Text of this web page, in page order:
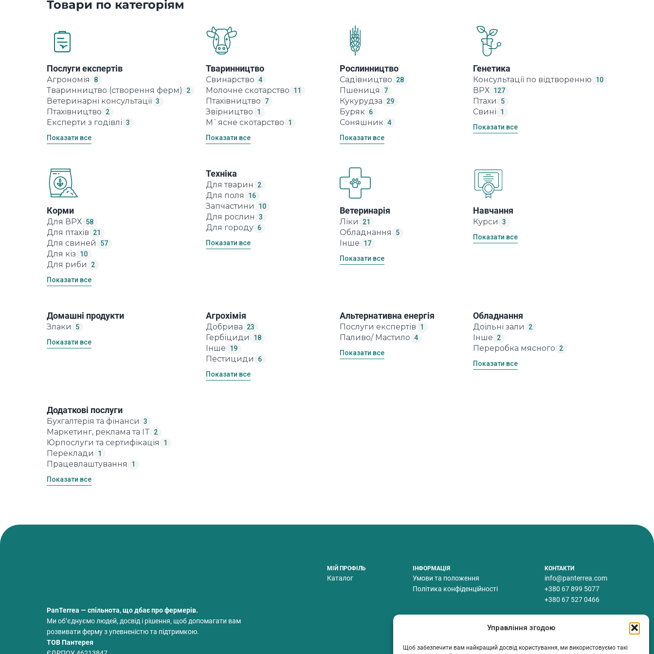
Управління згодою
Щоб забезпечити вам найкращий досвід користування, ми використовуємо такі
Товари по категоріям
Послуги експертів
Агрономія 8
Тваринництво (створення ферм) 2
Ветеринарні консультації 3
Птахівництво 2
Експерти з годівлі 3
Показати все
Тваринництво
Свинарство 4
Молочне скотарство 11
Птахівництво 7
Звірництво 1
М`ясне скотарство
1
Показати все
Рослинництво
Садівництво 28
Пшениця 7
Кукурудза 29
Буряк 6
Соняшник 4
Показати все
Генетика
Консультації по відтворенню 10
ВРХ 127
Птахи 5
Свині
1
Показати все
Корми
Для ВРХ 58
Для птахів 21
Для свиней 57
Для кіз 10
Для риби
2
Показати все
Техніка
Для тварин 2
Для поля 16
Запчастини 10
Для рослин 3
Для городу 6
Показати все
Ветеринарія
Ліки 21
Обладнання 5
Інше
17
Показати все
Навчання
Курси
3
Показати все
Домашні продукти
Злаки
5
Показати все
Агрохімія
Добрива 23
Гербіциди 18
Інше 19
Пестициди
6
Показати все
Альтернативна енергія
Послуги експертів 1
Паливо/ Мастило 4
Показати все
Обладнання
Доїльні зали 2
Інше 2
Переробка мясного
2
Показати все
Додаткові послуги
Бухгалтерія та фінанси 3
Маркетинг, реклама та IT 2
Юрпослуги та сертифікація 1
Переклади 1
Працевлаштування
1
Показати все
PanTerrea — спільнота, що дбає про фермерів.
Ми об’єднуємо людей, досвід і рішення, щоб допомагати вам
розвивати ферму з упевненістю та підтримкою.
ТОВ Пантерея
МІЙ ПРОФІЛЬ
Каталог
ІНФОРМАЦІЯ
Умови та положення
Політика конфіденційності
КОНТАКТИ
info@panterrea.com
+380 67 899 5077
+380 67 527 0466